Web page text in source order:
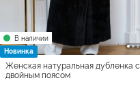
В наличии
Новинка
Женская натуральная дубленка с
двойным поясом